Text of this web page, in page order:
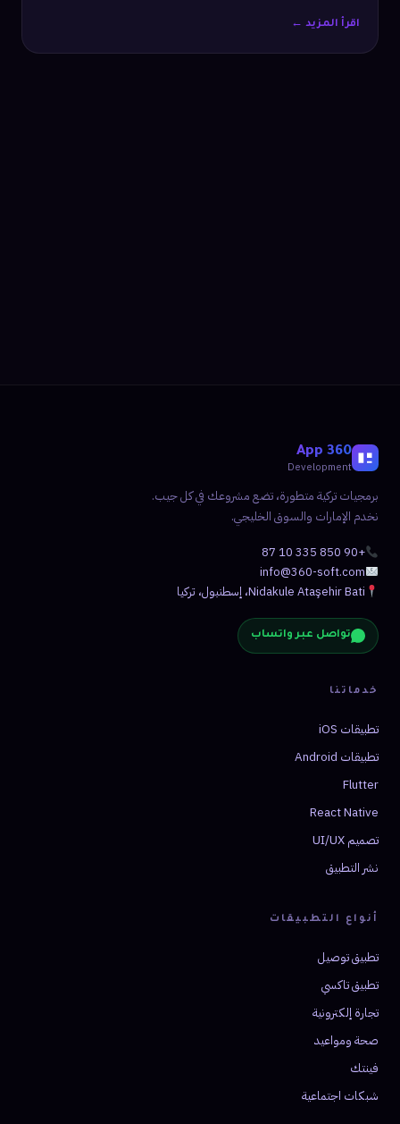
اقرأ المزيد ←
360 App
Development
برمجيات تركية متطورة، تضع مشروعك في كل جيب.
نخدم الإمارات والسوق الخليجي.
+90 850 335 10 87
info@360-soft.com
Nidakule Ataşehir Bati، إسطنبول، تركيا
تواصل عبر واتساب
خدماتنا
تطبيقات iOS
تطبيقات Android
Flutter
React Native
تصميم UI/UX
نشر التطبيق
أنواع التطبيقات
تطبيق توصيل
تطبيق تاكسي
تجارة إلكترونية
صحة ومواعيد
فينتك
شبكات اجتماعية